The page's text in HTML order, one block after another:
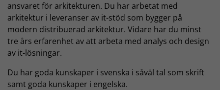
ansvaret för arkitekturen. Du har arbetat med
arkitektur i leveranser av it-stöd som bygger på
modern distribuerad arkitektur. Vidare har du minst
tre års erfarenhet av att arbeta med analys och design
av it-lösningar.
Du har goda kunskaper i svenska i såväl tal som skrift
samt goda kunskaper i engelska.